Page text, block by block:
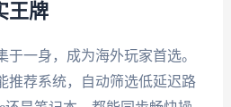
王牌
于一身，成为海外玩家首选。
推荐系统，自动筛选低延迟路